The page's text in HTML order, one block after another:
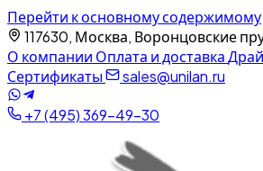
Перейти к основному содержимому
117630, Москва, Воронцовские
О компании Оплата и доставка
Сертификаты
sales@unilan.ru
+7 (495) 369-49-30